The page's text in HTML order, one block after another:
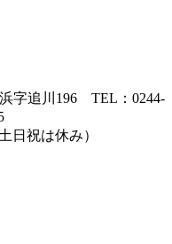
字追川196 TEL：0244-
日祝は休み）